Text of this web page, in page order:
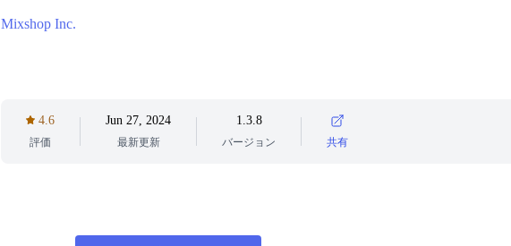
Mixshop Inc.
4.6
評価
Jun 27, 2024
最新更新
1.3.8
バージョン 共有